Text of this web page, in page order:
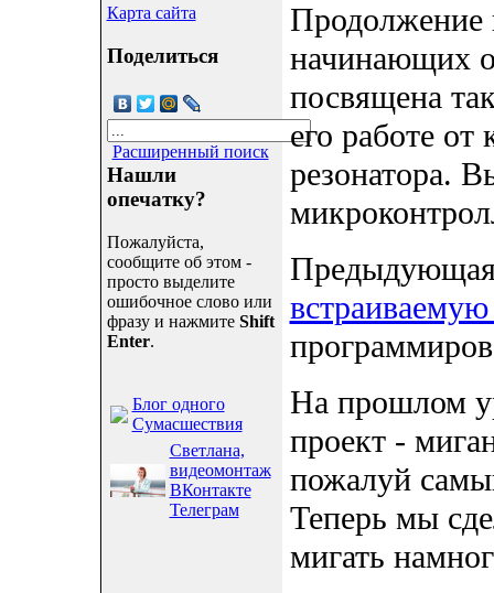
Карта сайта
Поделиться
Расширенный поиск
Нашли
опечатку?
Пожалуйста,
сообщите об этом -
просто выделите
ошибочное слово или
фразу и нажмите Shift
Enter.
Блог одного
Сумасшествия
Светлана,
видеомонтаж
ВКонтакте
Телеграм
Продолжение
начинающих
посвящена
его работе от
резонатора.
встраиваемую
На прошлом
проект -
пожалуй
Теперь мы
мигать